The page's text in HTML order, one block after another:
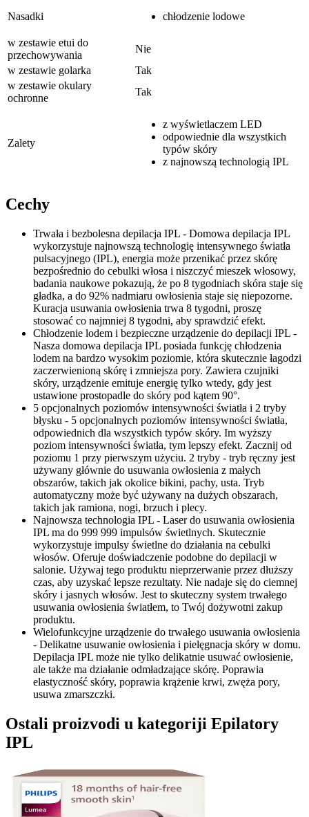
Nasadki chłodzenie lodowe
w zestawie etui do
przechowywania
Nie
w zestawie golarka
Tak
w zestawie okulary
ochronne
Tak
Zalety
z wyświetlaczem LED
odpowiednie dla wszystkich
typów skóry
z najnowszą technologią IPL
Cechy
Trwała i bezbolesna depilacja IPL - Domowa depilacja IPL
wykorzystuje najnowszą technologię intensywnego światła
pulsacyjnego (IPL), energia może przenikać przez skórę
bezpośrednio do cebulki włosa i niszczyć mieszek włosowy,
badania naukowe pokazują, że po 8 tygodniach skóra staje się
gładka, a do 92% nadmiaru owłosienia staje się niepozorne.
Kuracja usuwania owłosienia trwa 8 tygodni, proszę
stosować co najmniej 8 tygodni, aby sprawdzić efekt.
Chłodzenie lodem i bezpieczne urządzenie do depilacji IPL -
Nasza domowa depilacja IPL posiada funkcję chłodzenia
lodem na bardzo wysokim poziomie, która skutecznie łagodzi
zaczerwienioną skórę i zmniejsza pory. Zawiera czujniki
skóry, urządzenie emituje energię tylko wtedy, gdy jest
ustawione prostopadle do skóry pod kątem 90°.
5 opcjonalnych poziomów intensywności światła i 2 tryby
błysku - 5 opcjonalnych poziomów intensywności światła,
odpowiednich dla wszystkich typów skóry. Im wyższy
poziom intensywności światła, tym lepszy efekt. Zacznij od
poziomu 1 przy pierwszym użyciu. 2 tryby - tryb ręczny jest
używany głównie do usuwania owłosienia z małych
obszarów, takich jak okolice bikini, pachy, usta. Tryb
automatyczny może być używany na dużych obszarach,
takich jak ramiona, nogi, brzuch i plecy.
Najnowsza technologia IPL - Laser do usuwania owłosienia
IPL ma do 999 999 impulsów świetlnych. Skutecznie
wykorzystuje impulsy świetlne do działania na cebulki
włosów. Oferuje doświadczenie podobne do depilacji w
salonie. Używaj tego produktu nieprzerwanie przez dłuższy
czas, aby uzyskać lepsze rezultaty. Nie nadaje się do ciemnej
skóry i jasnych włosów. Jest to skuteczny system trwałego
usuwania owłosienia światłem, to Twój dożywotni zakup
produktu.
Wielofunkcyjne urządzenie do trwałego usuwania owłosienia
- Delikatne usuwanie owłosienia i pielęgnacja skóry w domu.
Depilacja IPL może nie tylko delikatnie usuwać owłosienie,
ale także ma działanie odmładzające skórę. Poprawia
elastyczność skóry, poprawia krążenie krwi, zwęża pory,
usuwa zmarszczki.
Ostali proizvodi u kategoriji Epilatory
IPL